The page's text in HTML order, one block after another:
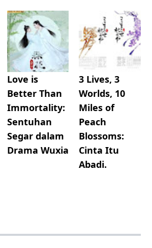
Love is
Better Than
Immortality:
Sentuhan
Segar dalam
Drama Wuxia
3 Lives, 3
Worlds, 10
Miles of
Peach
Blossoms:
Cinta Itu
Abadi.